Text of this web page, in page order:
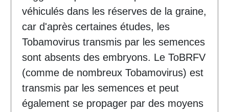
véhiculés dans les réserves de la graine,
car d'après certaines études, les
Tobamovirus transmis par les semences
sont absents des embryons. Le ToBRFV
(comme de nombreux Tobamovirus) est
transmis par les semences et peut
également se propager par des moyens